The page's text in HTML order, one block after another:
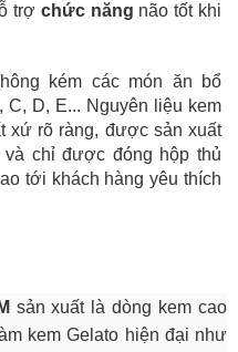
trợ chức năng não tốt khi
kém các món ăn bổ
D, E... Nguyên liệu kem
xứ rõ ràng, được sản xuất
chỉ được đóng hộp thủ
tới khách hàng yêu thích
sản xuất là dòng kem cao
kem Gelato hiện đại như